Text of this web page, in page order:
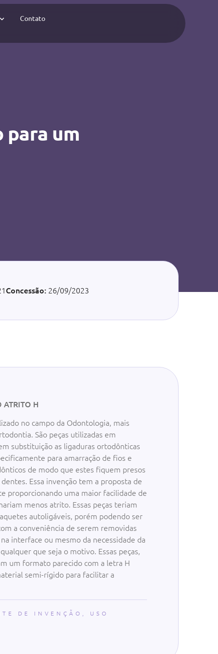
Contato
um
Concessão: 26/09/2023
ATRITO H
no campo da Odontologia, mais
São peças utilizadas em
substituição as ligaduras ortodônticas
para amarração de fios e
de modo que estes fiquem presos
Essa invenção tem a proposta de
proporcionando uma maior facilidade de
menos atrito. Essas peças teriam
autoligáveis, porém podendo ser
a conveniência de serem removidas
interface ou mesmo da necessidade da
que seja o motivo. Essas peças,
um formato parecido com a letra H
semi-rígido para facilitar a
DE INVENÇÃO
USO